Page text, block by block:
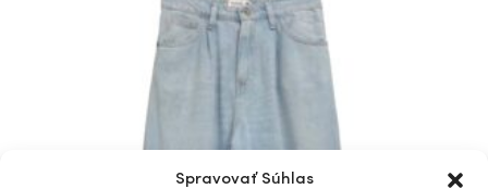
Spravovať Súhlas